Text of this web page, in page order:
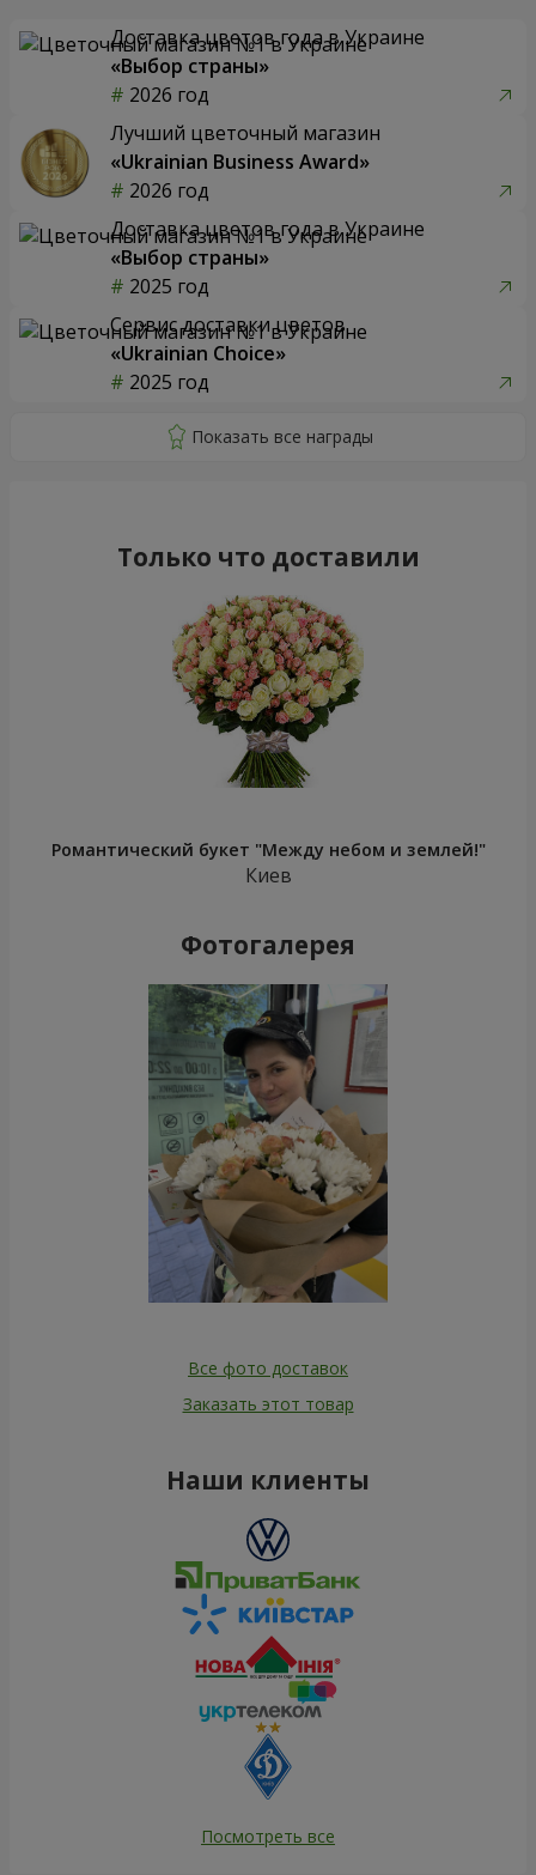
Доставка цветов года в Украине
«Выбор страны»
2026 год
Лучший цветочный магазин
«Ukrainian Business Award»
2026 год
Доставка цветов года в Украине
«Выбор страны»
2025 год
Сервис доставки цветов
«Ukrainian Choice»
2025 год
Только что доставили
Романтический букет "Между небом и землей!"
Киев
Фотогалерея
Все фото доставок
Заказать этот товар
Наши клиенты
Посмотреть все